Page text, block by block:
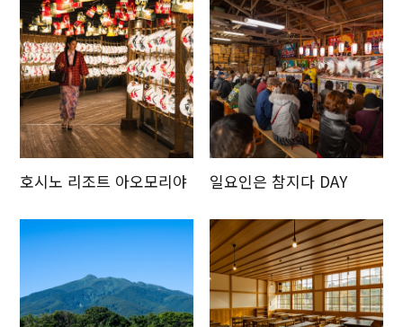
호시노 리조트 아오모리야 일요인은 참지다 DAY